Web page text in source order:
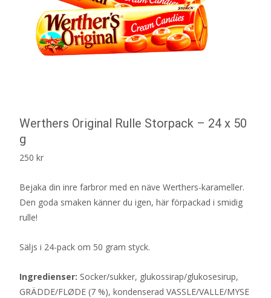
Werthers Original Rulle Storpack – 24 x 50
g
250 kr
Bejaka din inre farbror med en näve Werthers-karameller.
Den goda smaken känner du igen, här förpackad i smidig
rulle!
Säljs i 24-pack om 50 gram styck.
Ingredienser: Socker/sukker, glukossirap/glukosesirup,
GRÄDDE/FLØDE (7 %), kondenserad VASSLE/VALLE/MYSE